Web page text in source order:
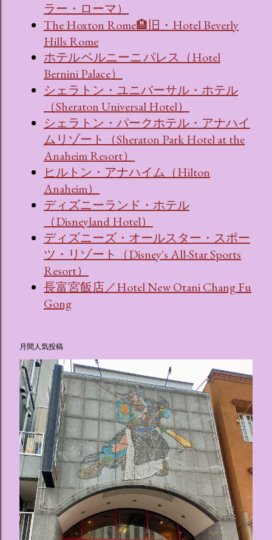
ラー・ローマ）
The Hoxton Rome🏨旧・Hotel Beverly
Hills Rome
ホテル ベルニーニ パレス（Hotel
Bernini Palace）
シェラトン・ユニバーサル・ホテル
（Sheraton Universal Hotel）
シェラトン・パークホテル・アナハイ
ムリゾート（Sheraton Park Hotel at the
Anaheim Resort）
ヒルトン・アナハイム（Hilton
Anaheim）
ディズニーランド・ホテル
（Disneyland Hotel）
ディズニーズ・オールスター・スポー
ツ・リゾート（Disney's All-Star Sports
Resort）
長富宮飯店／Hotel New Otani Chang Fu
Gong
月間人気投稿